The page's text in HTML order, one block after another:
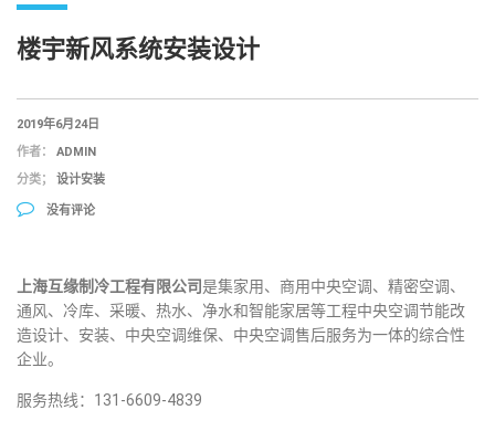
楼宇新风系统安装设计
2019年6月24日
作者： ADMIN
分类； 设计安装
没有评论
上海互缘制冷工程有限公司是集家用、 商用中央空调、 精密空调、
通风 、 冷库、 采暖、 热水、 净水和智能家居等工程中央空调节能改
造设计、 安装、 中央空调维保、 中央空调售后服务为一体的综合性
企业。
服务热线：131-6609-4839